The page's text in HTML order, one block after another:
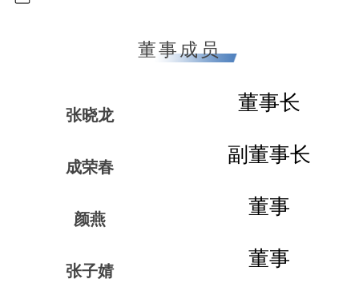
董事成员
张晓龙
董事长
成荣春
副董事长
颜燕
董事
张子婧
董事